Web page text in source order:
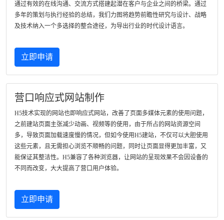
通过有效的在线沟通、交流方式搭建起潜在客户与企业之间的桥梁。通过
多年的策划与执行经验的总结，我们力图将趋势前瞻性研究与设计、战略
及技术纳入一个多选择的整合途径，为导出行业的时代设计语言。
立即申请
营口响应式网站制作
H5技术实现的网站也即响应式网站，改善了页面多媒体元素的使用问题，
之前建站页面主张减少动画、视频等的使用，由于所占的网站资源空间
多，导致页面加载速度慢的情况，但如今使用H5建站，不仅可以大胆使用
这些元素，且无需担心浏览不顺畅的问题，同时让页面显得更加丰富，又
能保证其整洁性。H5兼容了各种浏览器，让网站的呈现效果不会因设备的
不同而改变，大大提高了营口用户体验。
立即申请